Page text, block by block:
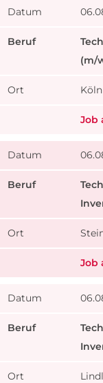
(m/
Köln
Job
Job